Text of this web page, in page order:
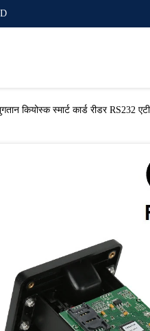
कियोस्क स्मार्ट कार्ड रीडर RS232